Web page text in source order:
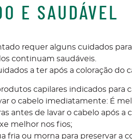
E SAUDÁVEL
requer alguns cuidados
continuam saudáveis.
a ter após a coloração do
capilares indicados para
o cabelo imediatamente: É
antes de lavar o cabelo após a
melhor nos fios;
fria ou morna para preservar a